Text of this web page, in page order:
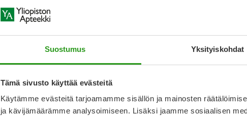
Suostumus Yksityiskohdat
Tämä sivusto käyttää evästeitä
Käytämme evästeitä tarjoamamme sisällön ja mainosten
ja kävijämäärämme analysoimiseen. Lisäksi jaamme sosiaalisen
ML
1tuote